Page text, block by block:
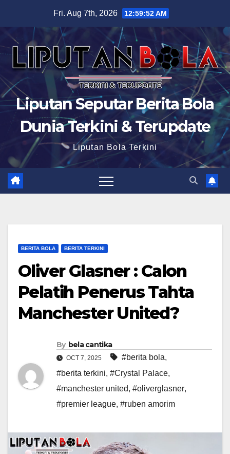
content
Fri. Aug 7th, 2026 12:59:53 AM
Liputan Seputar Berita Bola
Dunia Terkini & Terupdate
Liputan Bola Terkini
BERITA BOLA BERITA TERKINI
Oliver Glasner : Calon
Pelatih Penerus Tahta
Manchester United?
By bela cantika
OCT 7, 2025 #berita bola,
#berita terkini, #Crystal Palace,
#manchester united, #oliverglasner,
#premier league, #ruben amorim